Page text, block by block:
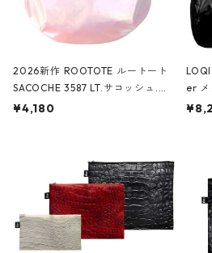
2026新作 ROOTOTE ルートート
SACOCHE 3587 LT.サコッシュ.ル
ミエ-B ショルダーバッグ グロスピ
¥4,180
er メ
ボス
ア/